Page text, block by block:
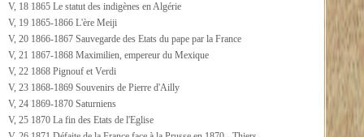
V, 18 1865 Le statut des indigènes en Algérie
V, 19 1865-1866 L'ère Meiji
V, 20 1866-1867 Sauvegarde des Etats du pape par la France
V, 21 1867-1868 Maximilien, empereur du Mexique
V, 22 1868 Pignouf et Verdi
V, 23 1868-1869 Souvenirs de Pierre d'Ailly
V, 24 1869-1870 Saturniens
V, 25 1870 La fin des Etats de l'Eglise